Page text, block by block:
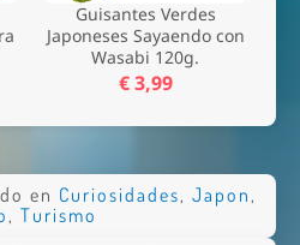
Guisantes Verdes
Japoneses Sayaendo con
Wasabi 120g.
€ 3,99
en Curiosidades, Japon,
, Turismo